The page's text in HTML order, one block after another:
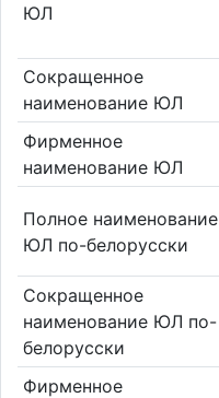
ЮЛ
Сокращенное
наименование ЮЛ
Фирменное
наименование ЮЛ
Полное наименование
ЮЛ по-белорусски
Сокращенное
наименование ЮЛ по-
белорусски
Фирменное